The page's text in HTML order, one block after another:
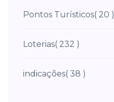
Pontos Turísticos( 20 )
Loterias( 232 )
indicações( 38 )